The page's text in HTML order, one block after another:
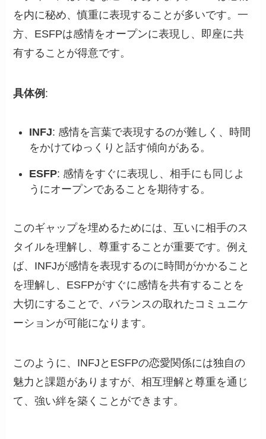
を内に秘め、慎重に表現することが多いです。一
方、ESFPは感情をオープンに表現し、即座に共
有することが得意です。
具体例 :
INFJ: 感情を言葉で表現するのが難しく、時間
をかけてゆっくりと話す傾向がある。
ESFP: 感情をすぐに表現し、相手にも同じよ
うにオープンであることを期待する。
このギャップを埋めるためには、互いに相手のス
タイルを理解し、尊重することが重要です。例え
ば、INFJが感情を表現するのに時間がかかること
を理解し、ESFPがすぐに感情を共有することを
大切にすることで、バランスの取れたコミュニケ
ーションが可能になります。
このように、INFJとESFPの恋愛関係には独自の
魅力と課題がありますが、相互理解と尊重を通じ
て、強い絆を築くことができます。